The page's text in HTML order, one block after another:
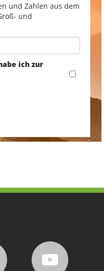
und Zahlen aus dem
und
ich zur